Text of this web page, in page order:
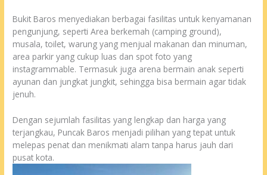
Bukit Baros menyediakan berbagai fasilitas untuk kenyamanan
pengunjung, seperti Area berkemah (camping ground),
musala, toilet, warung yang menjual makanan dan minuman,
area parkir yang cukup luas dan spot foto yang
instagrammable. Termasuk juga arena bermain anak seperti
ayunan dan jungkat jungkit, sehingga bisa bermain agar tidak
jenuh.
Dengan sejumlah fasilitas yang lengkap dan harga yang
terjangkau, Puncak Baros menjadi pilihan yang tepat untuk
melepas penat dan menikmati alam tanpa harus jauh dari
pusat kota.